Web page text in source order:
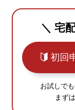
＼ 宅
初回
お試しで
まず